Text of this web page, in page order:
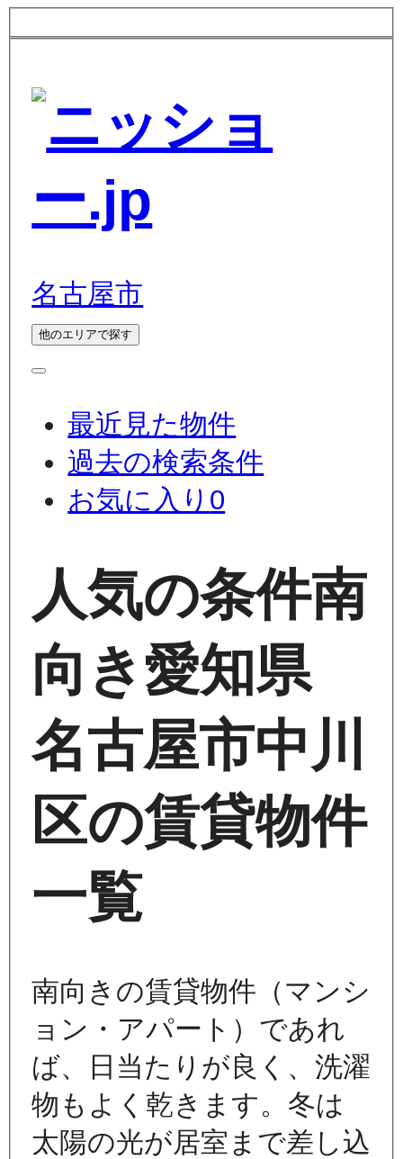
名古屋市
他のエリアで探す
最近見た物件
過去の検索条件
お気に入り 0
人気の条件南
向き愛知県
名古屋市中川
区の賃貸物件
一覧
南向きの賃貸物件（マンシ
ョン・アパート）であれ
ば、日当たりが良く、洗濯
物もよく乾きます。冬は
太陽の光が居室まで差し込